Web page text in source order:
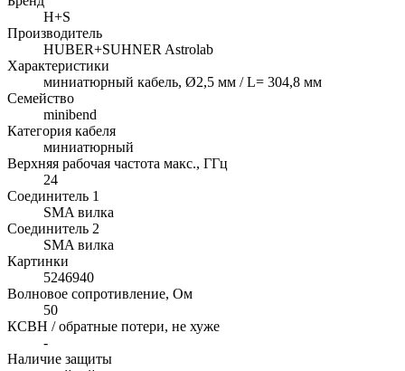
H+S
Производитель
HUBER+SUHNER Astrolab
Характеристики
миниатюрный кабель, Ø2,5 мм / L= 304,8 мм
Семейство
minibend
Категория кабеля
миниатюрный
Верхняя рабочая частота макс., ГГц
24
Соединитель 1
SMA вилка
Соединитель 2
SMA вилка
Картинки
5246940
Волновое сопротивление, Ом
50
КСВН / обратные потери, не хуже
-
Наличие защиты